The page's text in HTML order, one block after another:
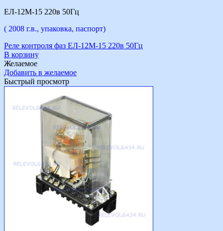
ЕЛ-12М-15 220в 50Гц
( 2008 г.в., упаковка, паспорт)
Реле контроля фаз ЕЛ-12М-15 220в 50Гц
В корзину
Желаемое
Добавить в желаемое
Быстрый просмотр